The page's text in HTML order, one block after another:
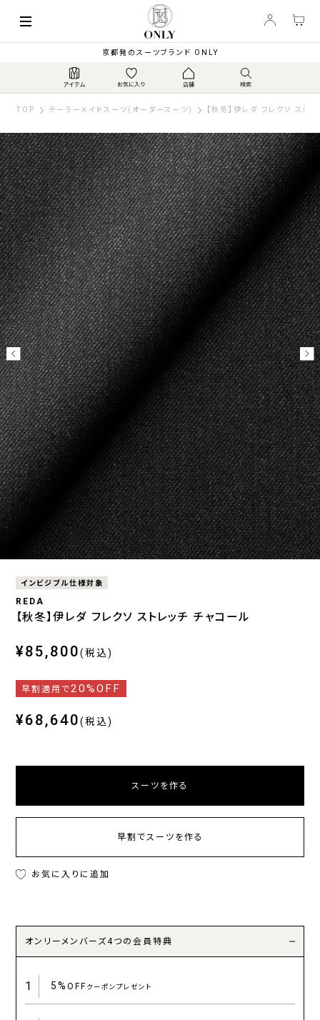
京都発のスーツブランド ONLY
TOP テーラーメイドスーツ(オーダースーツ) 【秋冬】伊レダ フレクソ スト
インビジブル仕様対象
REDA
【秋冬】伊レダ フレクソ ストレッチ チャコール
¥85,800(税込)
早割適用で20%OFF
¥68,640(税込)
スーツを作る
早割でスーツを作る
お気に入りに追加
オンリーメンバーズ4つの会員特典
1 5%OFFクーポンプレゼント